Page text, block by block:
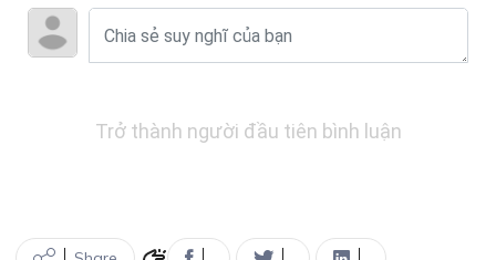
Trở thành người đầu tiên bình luận